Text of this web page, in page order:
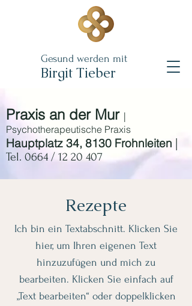
Gesund werden mit
Birgit Tieber
Praxis an der Mur |
Psychotherapeutische Praxis
Hauptplatz 34, 8130 Frohnleiten |
Tel. 0664 / 12 20 407
Rezepte
Ich bin ein Textabschnitt. Klicken Sie
hier, um Ihren eigenen Text
hinzuzufügen und mich zu
bearbeiten. Klicken Sie einfach auf
„Text bearbeiten“ oder doppelklicken